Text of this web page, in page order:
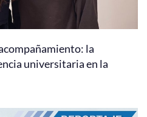
la
universitaria en la